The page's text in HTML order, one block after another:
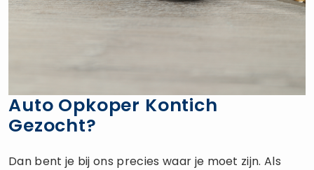
Auto Opkoper Kontich
Gezocht?
Dan bent je bij ons precies waar je moet zijn. Als